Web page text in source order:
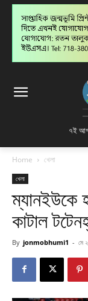
৭ই
Home খেলা
খেলা
ম্যানইউকে
কাটাল
By jonmobhumi1 - মে